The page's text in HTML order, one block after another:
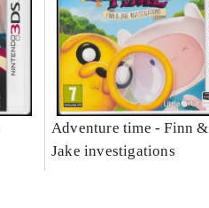
Adventure time - Finn &
Jake investigations